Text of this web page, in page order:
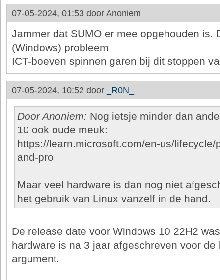
07-05-2024, 01:53 door Anoniem
Jammer dat SUMO er mee opgehouden is.
(Windows) probleem.
ICT-boeven spinnen garen bij dit stoppen
07-05-2024, 10:52 door _R0N_
Door Anoniem: Nog ietsje minder dan
10 ook oude meuk:
https://learn.microsoft.com/en-us/
and-pro
Maar veel hardware is dan nog niet
het gebruik van Linux vanzelf in de hand.
De release date voor Windows 10 22H2
hardware is na 3 jaar afgeschreven voor
argument.